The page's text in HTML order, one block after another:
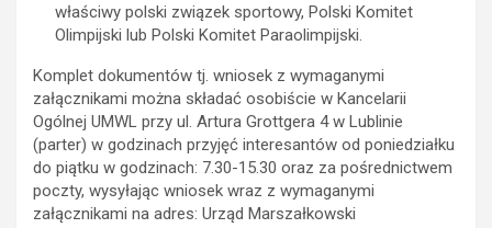
właściwy polski związek sportowy, Polski Komitet
Olimpijski lub Polski Komitet Paraolimpijski.
Komplet dokumentów tj. wniosek z wymaganymi
załącznikami można składać osobiście w Kancelarii
Ogólnej UMWL przy ul. Artura Grottgera 4 w Lublinie
(parter) w godzinach przyjęć interesantów od poniedziałku
do piątku w godzinach: 7.30-15.30 oraz za pośrednictwem
poczty, wysyłając wniosek wraz z wymaganymi
załącznikami na adres: Urząd Marszałkowski